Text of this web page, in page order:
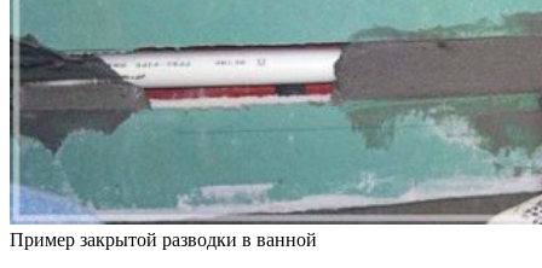
Пример закрытой разводки в ванной